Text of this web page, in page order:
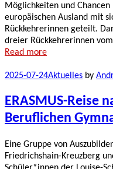
Möglichkeiten und
europäischen Ausland mit
Rückkehrerinnen geteilt.
dreier Rückkehrerinnen
Read more
2025-07-24Aktuelles by
ERASMUS-Reise
Beruflichen
Eine Gruppe von
Friedrichshain-Kreuzberg